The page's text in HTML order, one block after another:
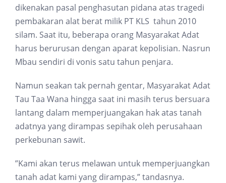
dikenakan pasal penghasutan pidana atas tragedi
pembakaran alat berat milik PT KLS tahun 2010
silam. Saat itu, beberapa orang Masyarakat Adat
harus berurusan dengan aparat kepolisian. Nasrun
Mbau sendiri di vonis satu tahun penjara.
Namun seakan tak pernah gentar, Masyarakat Adat
Tau Taa Wana hingga saat ini masih terus bersuara
lantang dalam memperjuangakan hak atas tanah
adatnya yang dirampas sepihak oleh perusahaan
perkebunan sawit.
”Kami akan terus melawan untuk memperjuangkan
tanah adat kami yang dirampas,” tandasnya.